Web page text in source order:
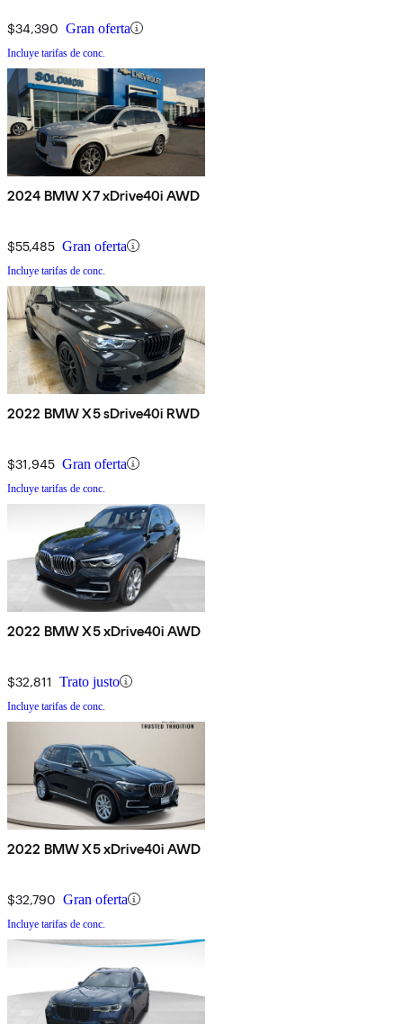
$34,390 Gran oferta
Incluye tarifas de conc.
2024 BMW X7 xDrive40i AWD
$55,485 Gran oferta
Incluye tarifas de conc.
2022 BMW X5 sDrive40i RWD
$31,945 Gran oferta
Incluye tarifas de conc.
2022 BMW X5 xDrive40i AWD
$32,811 Trato justo
Incluye tarifas de conc.
2022 BMW X5 xDrive40i AWD
$32,790 Gran oferta
Incluye tarifas de conc.